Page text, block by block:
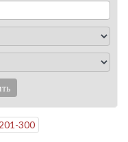
-300